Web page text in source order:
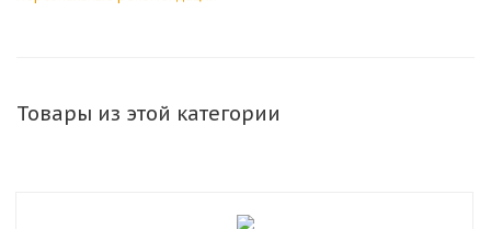
Товары из этой категории